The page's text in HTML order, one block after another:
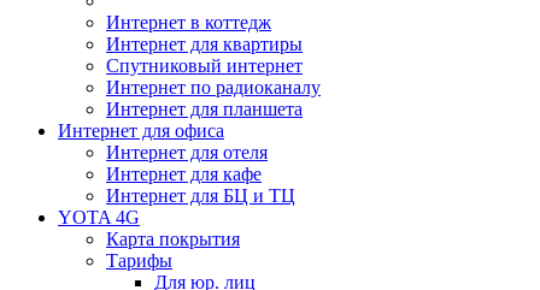
Интернет в коттедж
Интернет для квартиры
Спутниковый интернет
Интернет по радиоканалу
Интернет для планшета
Интернет для офиса
Интернет для отеля
Интернет для кафе
Интернет для БЦ и ТЦ
YOTA 4G
Карта покрытия
Тарифы
Для юр. лиц